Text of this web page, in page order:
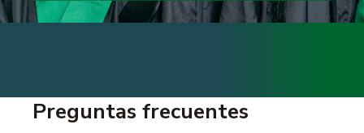
Preguntas frecuentes